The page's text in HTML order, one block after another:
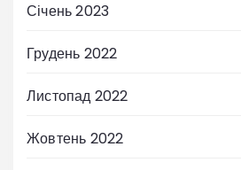
Січень 2023
Грудень 2022
Листопад 2022
Жовтень 2022